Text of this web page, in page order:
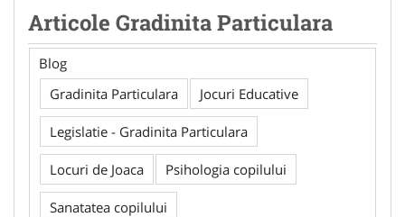
Articole Gradinita Particulara
Blog
Gradinita Particulara
Jocuri Educative
Legislatie - Gradinita Particulara
Locuri de Joaca Psihologia copilului
Sanatatea copilului